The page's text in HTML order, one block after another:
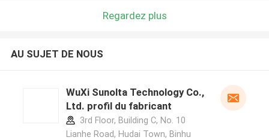
Regardez plus
AU SUJET DE NOUS
WuXi Sunolta Technology Co.,
Ltd. profil du fabricant
3rd Floor, Building C, No. 10
Lianhe Road, Hudai Town, Binhu